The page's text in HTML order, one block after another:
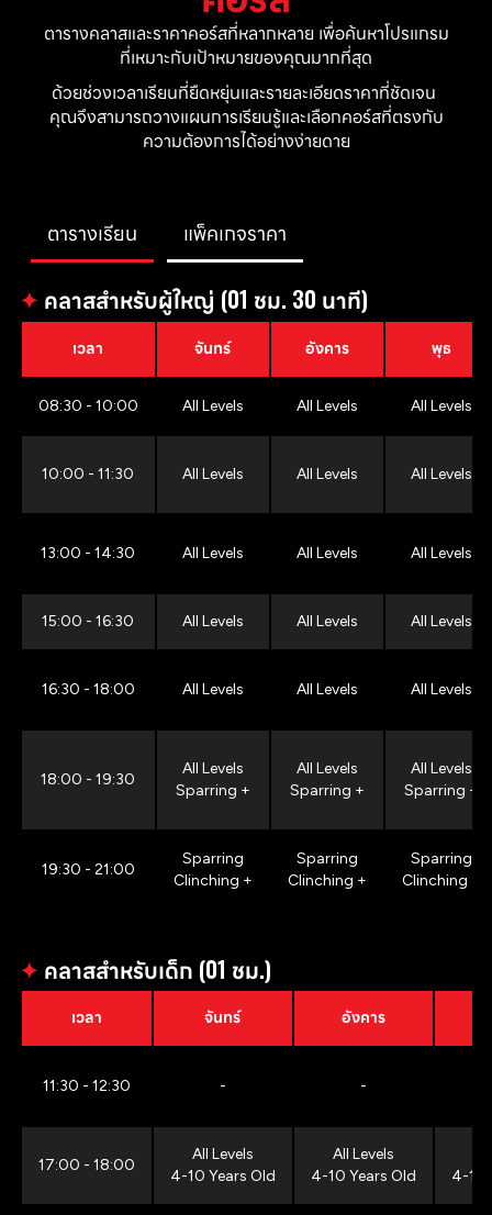
ตารางคลาสและราคาคอร์สที่หลากหลาย เพื่อค้นหาโปรแกรม
ที่เหมาะกับเป้าหมายของคุณมากที่สุด
ด้วยช่วงเวลาเรียนที่ยืดหยุ่นและรายละเอียดราคาที่ชัดเจน
คุณจึงสามารถวางแผนการเรียนรู้และเลือกคอร์สที่ตรงกับ
ความต้องการได้อย่างง่ายดาย
ตารางเรียน แพ็คเกจราคา
✦ คลาสสำหรับผู้ใหญ่ (01 ชม. 30 นาที)
เวลา จันทร์ อังคาร พุธ
08:30 - 10:00 All Levels All Levels All Levels
10:00 - 11:30 All Levels All Levels All Levels
13:00 - 14:30 All Levels All Levels All Levels
15:00 - 16:30 All Levels All Levels All Levels
16:30 - 18:00 All Levels All Levels All Levels
18:00 - 19:30
All Levels
Sparring +
All Levels
Sparring +
All Levels
Sparring +
19:30 - 21:00
Sparring
Clinching +
Sparring
Clinching +
Sparring
Clinching +
✦ คลาสสำหรับเด็ก (01 ชม.)
เวลา จันทร์ อังคาร
11:30 - 12:30 - -
17:00 - 18:00
All Levels
4-10 Years Old
All Levels
4-10 Years Old
4-10